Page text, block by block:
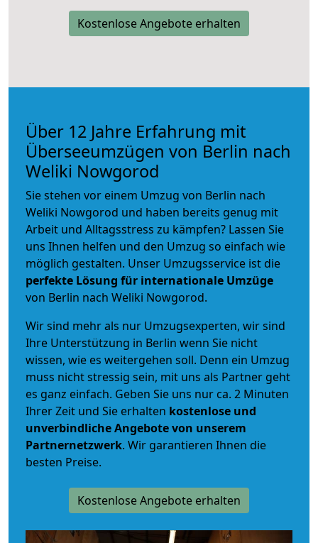
Kostenlose Angebote erhalten
Über 12 Jahre Erfahrung mit
Überseeumzügen von Berlin nach
Weliki Nowgorod
Sie stehen vor einem Umzug von Berlin nach
Weliki Nowgorod und haben bereits genug mit
Arbeit und Alltagsstress zu kämpfen? Lassen Sie
uns Ihnen helfen und den Umzug so einfach wie
möglich gestalten. Unser Umzugsservice ist die
perfekte Lösung für internationale Umzüge
von Berlin nach Weliki Nowgorod.
Wir sind mehr als nur Umzugsexperten, wir sind
Ihre Unterstützung in Berlin wenn Sie nicht
wissen, wie es weitergehen soll. Denn ein Umzug
muss nicht stressig sein, mit uns als Partner geht
es ganz einfach. Geben Sie uns nur ca. 2 Minuten
Ihrer Zeit und Sie erhalten kostenlose und
unverbindlicheAngebote von unserem
Partnernetzwerk. Wir garantieren Ihnen die
besten Preise.
Kostenlose Angebote erhalten